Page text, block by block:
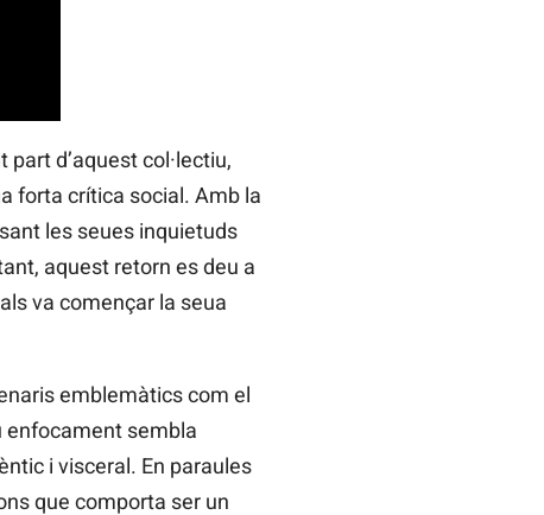
d’aquest col·lectiu,
forta crítica social. Amb la
les seues inquietuds
aquest retorn es deu a
va començar la seua
emblemàtics com el
enfocament sembla
i visceral. En paraules
que comporta ser un